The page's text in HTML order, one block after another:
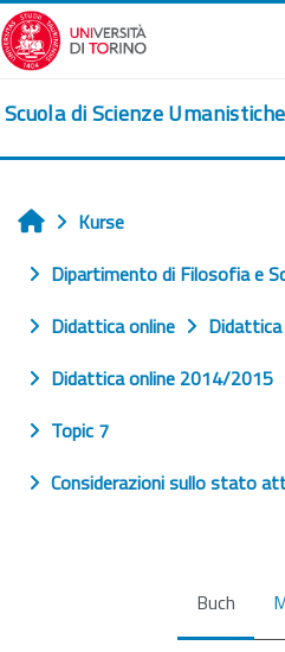
Zum Hauptinhalt
Scuola di Scienze Umanistiche
Startseite
Kurse
Dipartimento di Filosofia e
Didattica online
Didattica
Didattica online 2014/2015
Topic 7
Considerazioni sullo stato
Buch